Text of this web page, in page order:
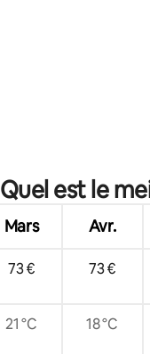
Quel est le
Mars Avr.
73 € 73 €
21 °C 18 °C